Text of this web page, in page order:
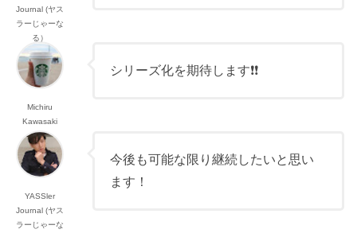
Journal (ヤス
ラーじゃーな
る）
Michiru
Kawasaki
シリーズ化を期待します❗️❗️
YASSler
Journal (ヤス
ラーじゃーな
今後も可能な限り継続したいと思い
ます！